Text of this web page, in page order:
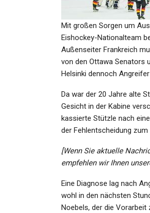
Mit großen Sorgen um
Eishockey-Nationalteam
Außenseiter Frankreich
von den Ottawa Senators
Helsinki dennoch
Da war der 20 Jahre alte
Gesicht in der Kabine
kassierte Stützle nach
der Fehlentscheidung zum
[Wenn Sie aktuelle
empfehlen wir Ihnen
Eine Diagnose lag nach
wohl in den nächsten
Noebels, der die Vorarbeit